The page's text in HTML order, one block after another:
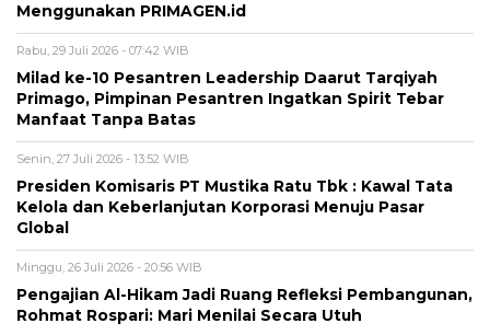
Menggunakan PRIMAGEN.id
Rabu, 29 Juli 2026 - 07:42 WIB
Milad ke-10 Pesantren Leadership Daarut Tarqiyah
Primago, Pimpinan Pesantren Ingatkan Spirit Tebar
Manfaat Tanpa Batas
Senin, 27 Juli 2026 - 13:52 WIB
Presiden Komisaris PT Mustika Ratu Tbk : Kawal Tata
Kelola dan Keberlanjutan Korporasi Menuju Pasar
Global
Minggu, 26 Juli 2026 - 20:56 WIB
Pengajian Al-Hikam Jadi Ruang Refleksi Pembangunan,
Rohmat Rospari: Mari Menilai Secara Utuh